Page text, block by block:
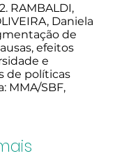
RAMBALDI,
Daniela
de
efeitos
e
de políticas
MMA/SBF,